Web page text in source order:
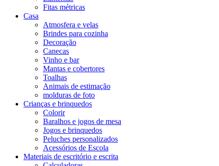
Fitas métricas
Casa
Atmosfera e velas
Brindes para cozinha
Decoração
Canecas
Vinho e bar
Mantas e cobertores
Toalhas
Animais de estimação
molduras de foto
Crianças e brinquedos
Colorir
Baralhos e jogos de mesa
Jogos e brinquedos
Peluches personalizados
Acessórios de Escola
Materiais de escritório e escrita